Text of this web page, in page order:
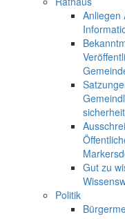
Anliegen
Gut zu
Politik